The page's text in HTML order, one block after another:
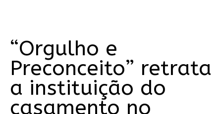
“Orgulho e
Preconceito” retrata
a instituição do
casamento no